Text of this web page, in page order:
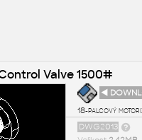
Valve 1500#
◄
18-palcový
DWG2013